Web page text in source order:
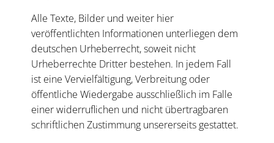
Alle Texte, Bilder und weiter hier
veröffentlichten Informationen unterliegen dem
deutschen Urheberrecht, soweit nicht
Urheberrechte Dritter bestehen. In jedem Fall
ist eine Vervielfältigung, Verbreitung oder
öffentliche Wiedergabe ausschließlich im Falle
einer widerruflichen und nicht übertragbaren
schriftlichen Zustimmung unsererseits gestattet.